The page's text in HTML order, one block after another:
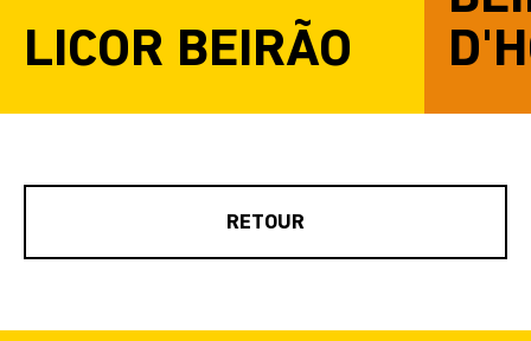
LICOR BEIRÃO
RETOUR